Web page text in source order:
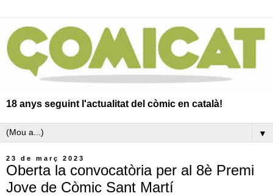
18 anys seguint l'actualitat del còmic en català!
▼
23 de març 2023
Oberta la convocatòria per al 8è Premi
Jove de Còmic Sant Martí